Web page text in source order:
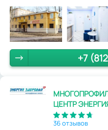
+7
ЦЕНТР
36 отзывов